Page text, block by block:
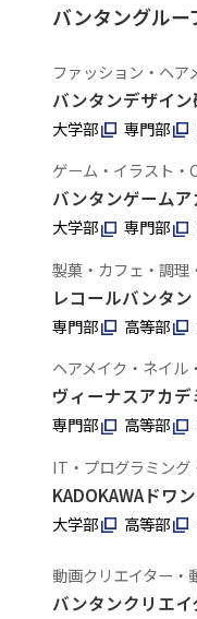
バンタングルー
ファッション・ヘア
バンタンデザイン
大学部 専門部
ゲーム・イラスト・
バンタンゲームア
大学部 専門部
製菓・カフェ・調理
レコールバンタン
専門部 高等部
ヘアメイク・ネイル
ヴィーナスアカデ
専門部 高等部
IT・プログラミング
KADOKAWAドワ
大学部 高等部
動画クリエイター
バンタンクリエ